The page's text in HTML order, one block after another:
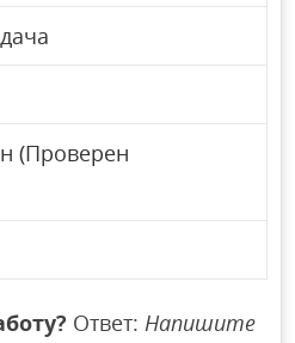
(Проверен
Ответ:Напишите